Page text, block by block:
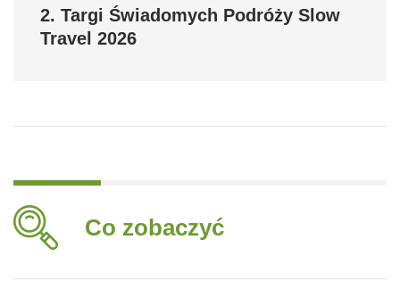
2. Targi Świadomych Podróży Slow
Travel 2026
Co zobaczyć